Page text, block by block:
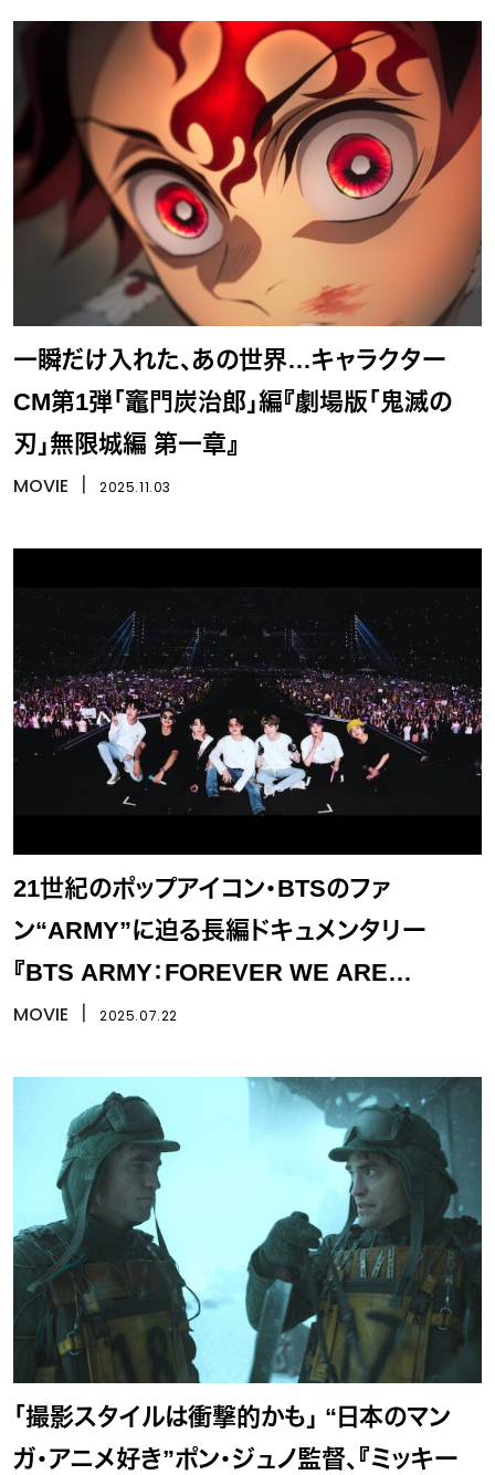
一瞬だけ入れた、あの世界…キャラクター
CM第1弾「竈門炭治郎」編『劇場版「鬼滅の
刃」無限城編 第一章』
MOVIE 2025.11.03
21世紀のポップアイコン・BTSのファ
ン“ARMY”に迫る長編ドキュメンタリー
『BTS ARMY：FOREVER WE ARE
YOUNG』
MOVIE 2025.07.22
「撮影スタイルは衝撃的かも」 “日本のマン
ガ・アニメ好き”ポン・ジュノ監督、『ミッキー